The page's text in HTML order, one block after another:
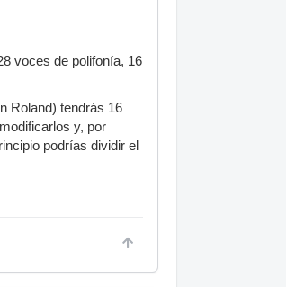
voces de polifonía, 16
Roland) tendrás 16
y, por
podrías dividir el